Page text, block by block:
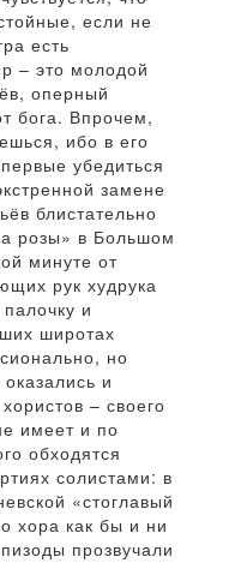
если не
есть
– это молодой
оперный
бога. Впрочем,
ибо в его
убедиться
замене
блистательно
розы» в Большом
минуте от
рук худрука
и
широтах
но
и
– своего
имеет и по
обходятся
солистами: в
«стоглавый
хора как бы и ни
прозвучали